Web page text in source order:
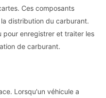
Ces composants
distribution du carburant.
pour enregistrer et traiter les
de carburant.
Lorsqu'un véhicule a